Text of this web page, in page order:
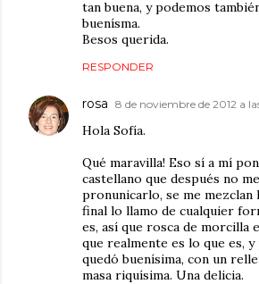
tan buena, y podemos
buenísma.
Besos querida.
RESPONDER
rosa 8 de noviembre de 2012 a
Hola Sofía.
Qué maravilla! Eso sí a mí
castellano que después no
pronunicarlo, se me mezclan
final lo llamo de cualquier
es, así que rosca de morcilla
que realmente es lo que es,
quedó buenísima, con un
masa riquísima. Una delicia.